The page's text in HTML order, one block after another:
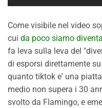
Come visibile nel video
cui da poco siamo
fa leva sulla leva del
di esporsi direttamente
quanto tiktok e' una
medio non supera i 30
svolto da Flamingo, e